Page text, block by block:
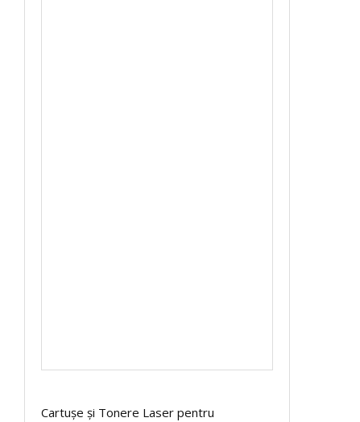
Cartușe și Tonere Laser pentru